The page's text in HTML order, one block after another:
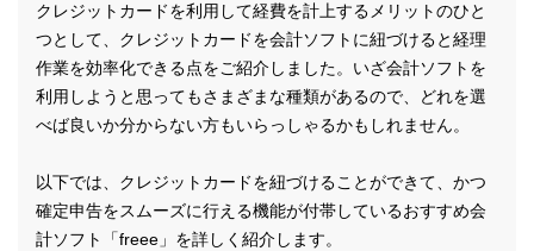
クレジットカードを利用して経費を計上するメリットのひと
つとして、クレジットカードを会計ソフトに紐づけると経理
作業を効率化できる点をご紹介しました。いざ会計ソフトを
利用しようと思ってもさまざまな種類があるので、どれを選
べば良いか分からない方もいらっしゃるかもしれません。
以下では、クレジットカードを紐づけることができて、かつ
確定申告をスムーズに行える機能が付帯しているおすすめ会
計ソフト「freee」を詳しく紹介します。